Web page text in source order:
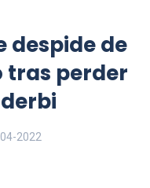
despide de
tras perder
2022